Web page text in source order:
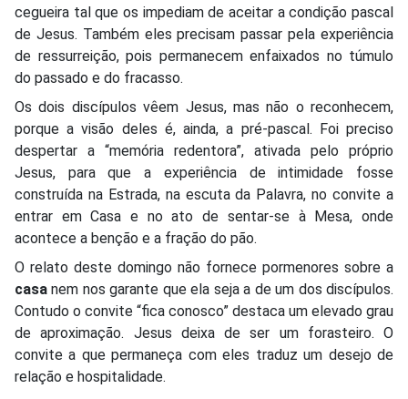
cegueira tal que os impediam de aceitar a condição pascal
de Jesus. Também eles precisam passar pela experiência
de ressurreição, pois permanecem enfaixados no túmulo
do passado e do fracasso.
Os dois discípulos vêem Jesus, mas não o reconhecem,
porque a visão deles é, ainda, a pré-pascal. Foi preciso
despertar a “memória redentora”, ativada pelo próprio
Jesus, para que a experiência de intimidade fosse
construída na Estrada, na escuta da Palavra, no convite a
entrar em Casa e no ato de sentar-se à Mesa, onde
acontece a benção e a fração do pão.
O relato deste domingo não fornece pormenores sobre a
casa nem nos garante que ela seja a de um dos discípulos.
Contudo o convite “fica conosco” destaca um elevado grau
de aproximação. Jesus deixa de ser um forasteiro. O
convite a que permaneça com eles traduz um desejo de
relação e hospitalidade.